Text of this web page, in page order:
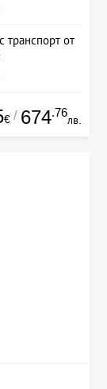
транспорт от
€ / 674.76
лв.